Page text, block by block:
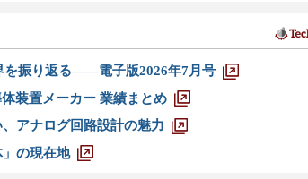
を振り返る――電子版2026年7月号
装置メーカー 業績まとめ
アナログ回路設計の魅力
の現在地